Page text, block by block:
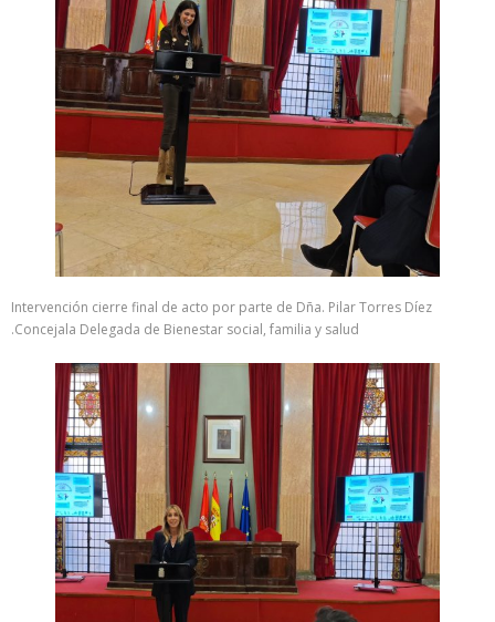
Intervención cierre final de acto por parte de Dña. Pilar Torres Díez
.Concejala Delegada de Bienestar social, familia y salud